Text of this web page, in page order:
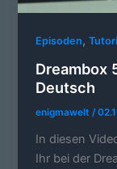
Episoden,
Dreambox
Deutsch
enigmawelt/
In diesen
Ihr bei der